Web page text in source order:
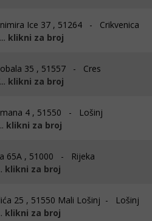
Ice 37 , 51264 - Crikvenica
klikni za broj
obala 35 , 51557 - Cres
klikni za broj
4 , 51550 - Lošinj
klikni za broj
65A , 51000 - Rijeka
klikni za broj
25 , 51550 Mali Lošinj - Lošinj
klikni za broj